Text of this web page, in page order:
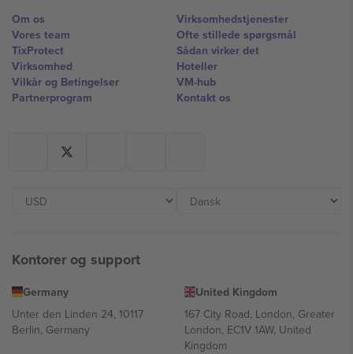
Om os
Vores team
TixProtect
Virksomhed
Vilkår og Betingelser
Partnerprogram
Virksomhedstjenester
Ofte stillede spørgsmål
Sådan virker det
Hoteller
VM-hub
Kontakt os
Kontorer og support
Germany
Unter den Linden 24, 10117
Berlin, Germany
United Kingdom
167 City Road, London, Greater
London, EC1V 1AW, United
Kingdom